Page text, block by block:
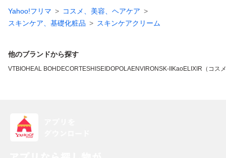
Yahoo!フリマ
コスメ、美容、ヘアケア
スキンケア、基礎化粧品
スキンケアクリーム
他のブランドから探す
VTBIOHEAL BOH DECORTESHISEIDOPOLAENVIRONSK-II KaoELIXIR（コス